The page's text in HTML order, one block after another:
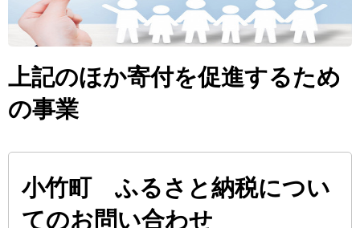
上記のほか寄付を促進するため
の事業
小竹町 ふるさと納税につい
てのお問い合わせ